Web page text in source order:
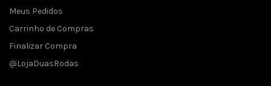
Meus Pedidos
Carrinho de Compras
Finalizar Compra
@LojaDuasRodas